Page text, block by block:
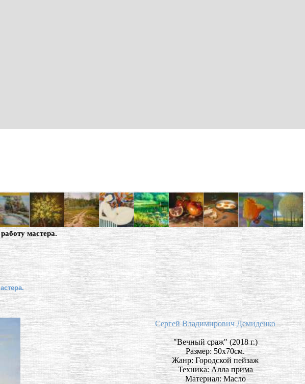
мастера.
Сергей Владимирович Демиденко
"Вечный сраж" (2018 г.)
Размер: 50х70см.
Жанр: Городской пейзаж
Техника: Алла прима
Материал: Масло